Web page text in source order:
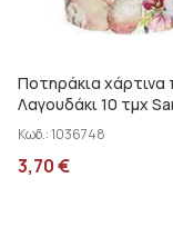
Ποτηράκια χάρτινα
Λαγουδάκι 10 τμχ
000783799
Κωδ.:1036748
3,70€